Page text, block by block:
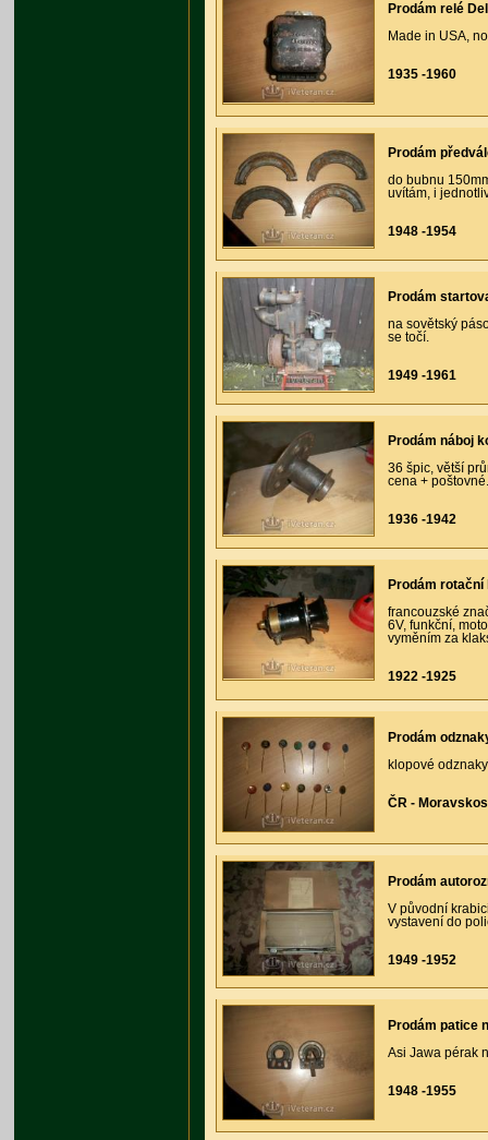
Prodám relé
Made in USA,
1935 -1960
Prodám
do bubnu
uvítám, i
1948 -1954
Prodám
na sovětský
se točí.
1949 -1961
Prodám náboj
36 špic, větší
cena +
1936 -1942
Prodám
francouzské
6V, funkční,
vyměním za
1922 -1925
Prodám
klopové
ČR -
Prodám
V původní
vystavení do
1949 -1952
Prodám patice
Asi Jawa pérak
1948 -1955